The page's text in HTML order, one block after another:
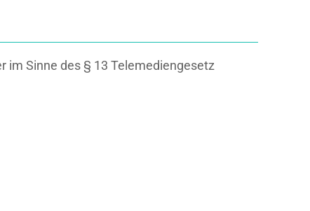
im Sinne des § 13 Telemediengesetz